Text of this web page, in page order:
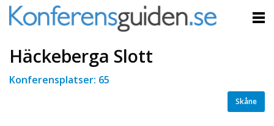
Häckeberga Slott
Konferensplatser: 65
Skåne